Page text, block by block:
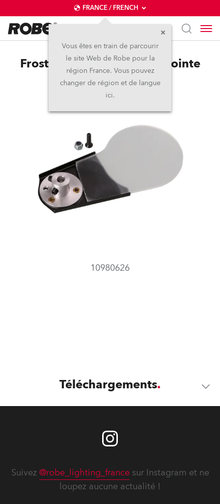
FRANCE / FRENCH
Vous êtes en train de parcourir
le site Web de Robe pour la
région France. Vous pouvez
changer de région et de langue
ici.
Frost 0,5° (exchange) for Pointe
10980626
Téléchargements
Suivez @robe_lighting_francesur Instagram et ne
loupez aucune actualité !